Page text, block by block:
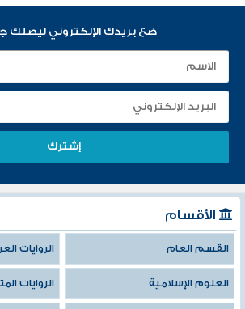
ضع بريدك الإلكتروني ليصلك
الأقسام
القسم العام الروايات
العلوم الإسلامية الروايات